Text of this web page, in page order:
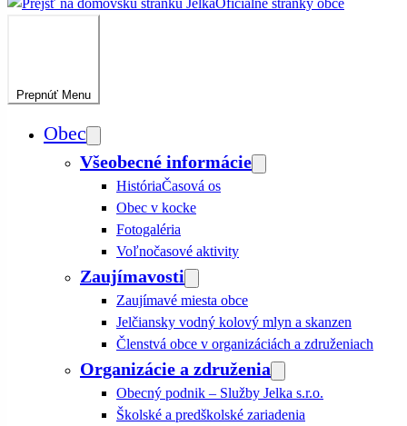
JelkaOficiálne stránky obce
Prepnúť Menu
Obec
Všeobecné informácie
HistóriaČasová os
Obec v kocke
Fotogaléria
Voľnočasové aktivity
Zaujímavosti
Zaujímavé miesta obce
Jelčiansky vodný kolový mlyn a skanzen
Členstvá obce v organizáciách a združeniach
Organizácie a združenia
Obecný podnik – Služby Jelka s.r.o.
Školské a predškolské zariadenia